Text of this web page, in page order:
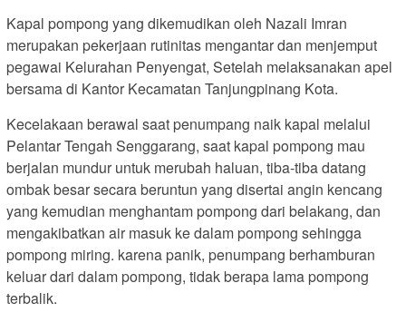
Kapal pompong yang dikemudikan oleh Nazali Imran
merupakan pekerjaan rutinitas mengantar dan menjemput
pegawai Kelurahan Penyengat, Setelah melaksanakan apel
bersama di Kantor Kecamatan Tanjungpinang Kota.
Kecelakaan berawal saat penumpang naik kapal melalui
Pelantar Tengah Senggarang, saat kapal pompong mau
berjalan mundur untuk merubah haluan, tiba-tiba datang
ombak besar secara beruntun yang disertai angin kencang
yang kemudian menghantam pompong dari belakang, dan
mengakibatkan air masuk ke dalam pompong sehingga
pompong miring. karena panik, penumpang berhamburan
keluar dari dalam pompong, tidak berapa lama pompong
terbalik.